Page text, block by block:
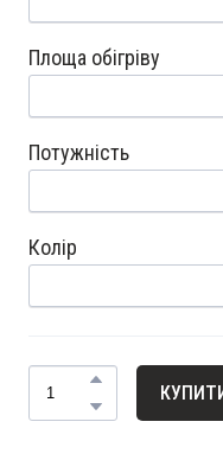
Площа обігріву
Потужність
Колір